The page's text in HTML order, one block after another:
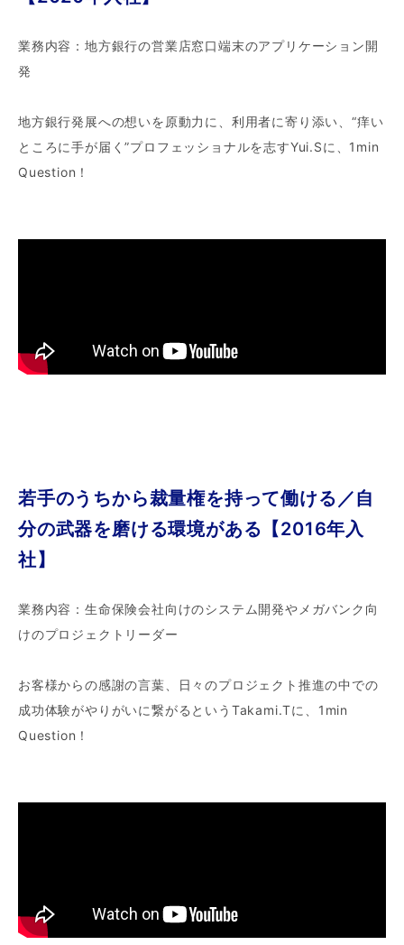
業務内容：地方銀行の営業店窓口端末のアプリケーション開
発
地方銀行発展への想いを原動力に、利用者に寄り添い、“痒い
ところに手が届く”プロフェッショナルを志すYui.Sに、1min
Question！
若手のうちから裁量権を持って働ける／自
分の武器を磨ける環境がある【2016年入
社】
業務内容：生命保険会社向けのシステム開発やメガバンク向
けのプロジェクトリーダー
お客様からの感謝の言葉、日々のプロジェクト推進の中での
成功体験がやりがいに繋がるというTakami.Tに、1min
Question！